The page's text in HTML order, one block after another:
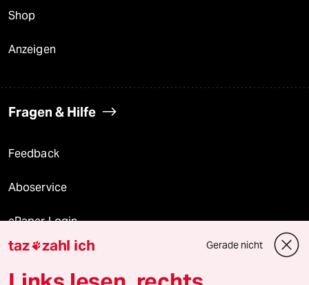
Shop
Anzeigen
Fragen & Hilfe
Feedback
Aboservice
ePaper Login
Downloads für Abonnierende
taz zahl ich Gerade nicht